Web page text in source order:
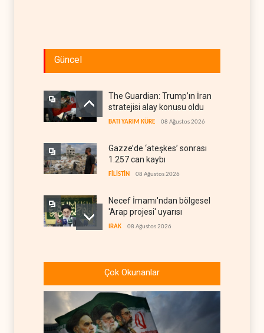
Güncel
The Guardian: Trump’ın İran
stratejisi alay konusu oldu
BATI YARIM KÜRE 08 Ağustos 2026
Gazze’de ‘ateşkes’ sonrası
1.257 can kaybı
FİLİSTİN 08 Ağustos 2026
Necef İmamı'ndan bölgesel
'Arap projesi' uyarısı
IRAK 08 Ağustos 2026
da yetmedi: Hürmüz’de
gemi vuruldu
Suudi Arabistan, kendisini
savaş sonrası Körfez'e
hazırlıyor
ANALİZLER 08 Ağustos 2026
Çok Okunanlar